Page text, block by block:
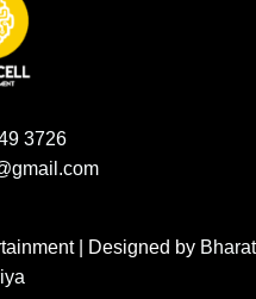
3726
| Designed by Bharat